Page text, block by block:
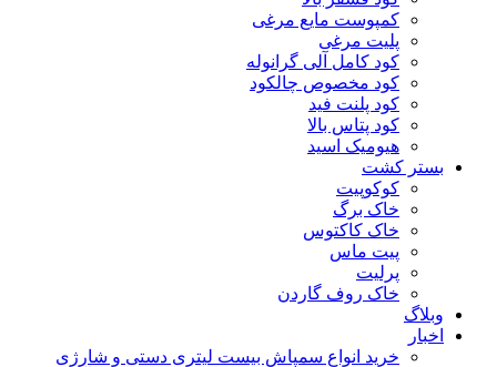
کمپوست مایع مرغی
پلیت مرغی
کود کامل آلی گرانوله
کود مخصوص چالکود
کود پلنت فید
کود پتاس بالا
هیومیک اسید
بستر کشت
کوکوپیت
خاک برگ
خاک کاکتوس
پیت ماس
پرلیت
خاک روف گاردن
وبلاگ
اخبار
خرید انواع سمپاش بیست لیتری دستی و شارژی